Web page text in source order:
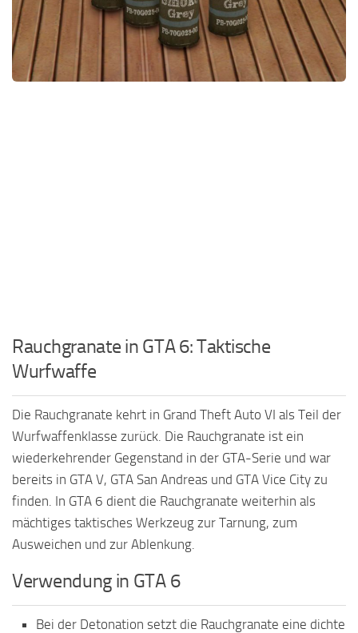
PT
Rauchgranate in GTA 6: Taktische
Wurfwaffe
Die Rauchgranate kehrt in Grand Theft Auto VI als Teil der
Wurfwaffenklasse zurück. Die Rauchgranate ist ein
wiederkehrender Gegenstand in der GTA-Serie und war
bereits in GTA V, GTA San Andreas und GTA Vice City zu
finden. In GTA 6 dient die Rauchgranate weiterhin als
mächtiges taktisches Werkzeug zur Tarnung, zum
Ausweichen und zur Ablenkung.
Verwendung in GTA 6
Bei der Detonation setzt die Rauchgranate eine dichte